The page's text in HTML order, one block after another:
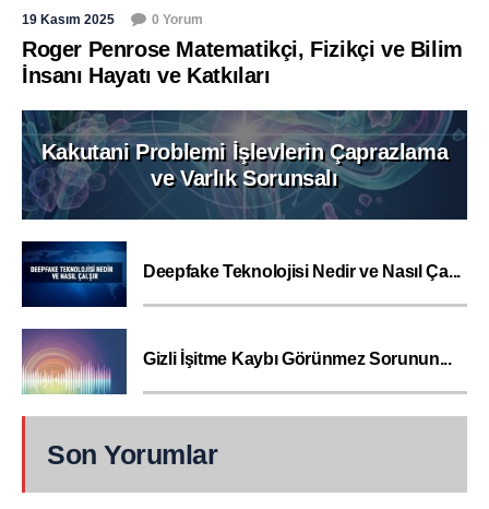
19 Kasım 2025 0 Yorum
Roger Penrose Matematikçi, Fizikçi ve Bilim
İnsanı Hayatı ve Katkıları
Kakutani Problemi İşlevlerin Çaprazlama
ve Varlık Sorunsalı
Deepfake Teknolojisi Nedir ve Nasıl Ça...
Gizli İşitme Kaybı Görünmez Sorunun...
Son Yorumlar